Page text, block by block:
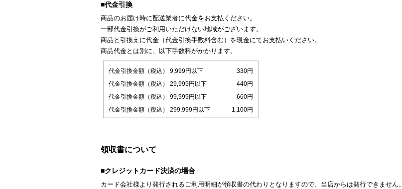
■代金引換
商品のお届け時に配送業者に代金をお支払ください。
一部代金引換がご利用いただけない地域がございます。
商品と引換えに代金（代金引換手数料含む）を現金にてお支払いください。
商品代金とは別に、以下手数料がかかります。
代金引換金額（税込） 9,999円以下
330円
代金引換金額（税込） 29,999円以下
440円
代金引換金額（税込） 99,999円以下
660円
代金引換金額（税込） 299,999円以下
1,100円
領収書について
■クレジットカード決済の場合
カード会社様より発行されるご利用明細が領収書の代わりとなりますので、当店からは発行できません。